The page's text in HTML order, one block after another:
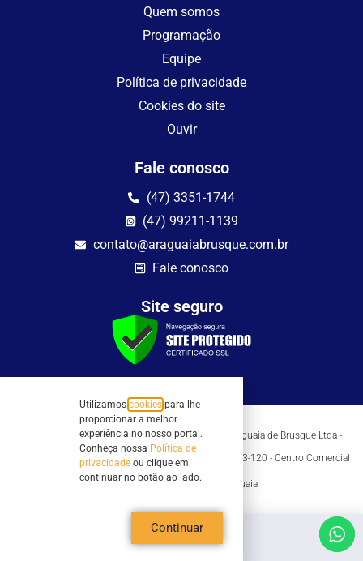
Quem somos
Programação
Equipe
Política de privacidade
Cookies do site
Ouvir
Fale conosco
(47) 3351-1744
(47) 99211-1139
contato@araguaiabrusque.com.br
Fale conosco
Site seguro
Todos os direitos reservados - Sociedade Rádio Araguaia de Brusque Ltda -
CNPJ 82.983.230/0001-82
Mathilde Hoffmann, 66 - Centro II, Brusque, SC - 88353-120 - Centro Comercial
Geschäftshaus - Sl 21/22
Copyright © 2026 | Rádio Araguaia
Utilizamos cookies para lhe
proporcionar a melhor
experiência no nosso portal.
Conheça nossa Política de
privacidade ou clique em
continuar no botão ao lado.
Continuar